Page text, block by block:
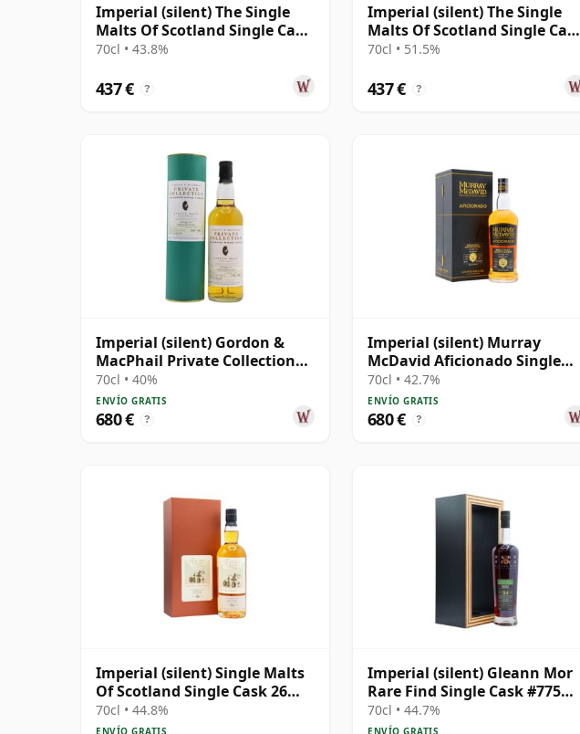
Imperial (silent) The Single
Malts Of Scotland Single Cask
#5869 1994 24 años
70cl • 43.8%
437 € ?
Imperial (silent) The Single
Malts Of Scotland Single Cask
#7898 1995 24 años
70cl • 51.5%
437 € ?
Imperial (silent) Gordon &
MacPhail Private Collection
Calvados Wood 1990 9 años
70cl • 40%
ENVÍO GRATIS
680 € ?
Imperial (silent) Murray
McDavid Aficionado Single
Bourbon Cask #182 1989 35
años
70cl • 42.7%
ENVÍO GRATIS
680 € ?
Imperial (silent) Single Malts
Of Scotland Single Cask 26
años
70cl • 44.8%
ENVÍO GRATIS
Imperial (silent) Gleann Mor
Rare Find Single Cask #775
1989 34 años
70cl • 44.7%
ENVÍO GRATIS